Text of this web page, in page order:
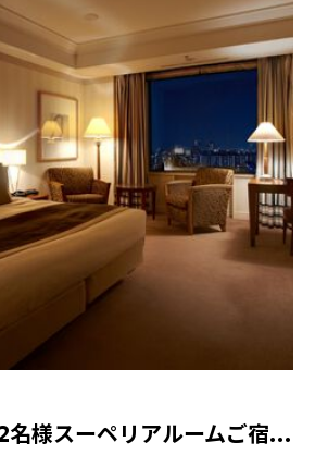
大阪 宿泊券 1室2名様スーペリアルームご宿泊 & バリエステ90分2名様 朝食付き